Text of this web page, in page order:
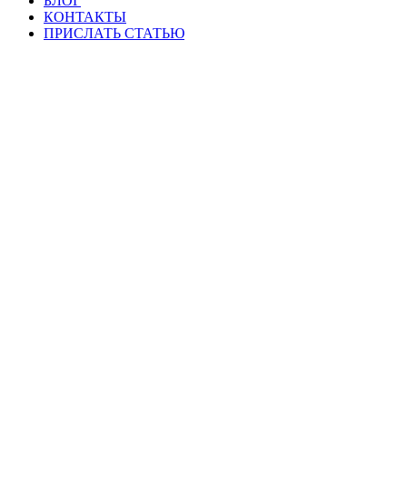
КОНТАКТЫ
ПРИСЛАТЬ СТАТЬЮ